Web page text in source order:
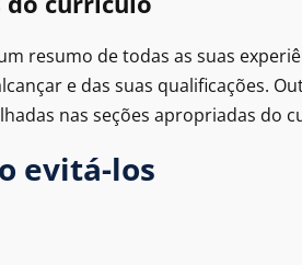
resumo de todas as suas
e das suas qualificações.
nas seções apropriadas do
evitá-los